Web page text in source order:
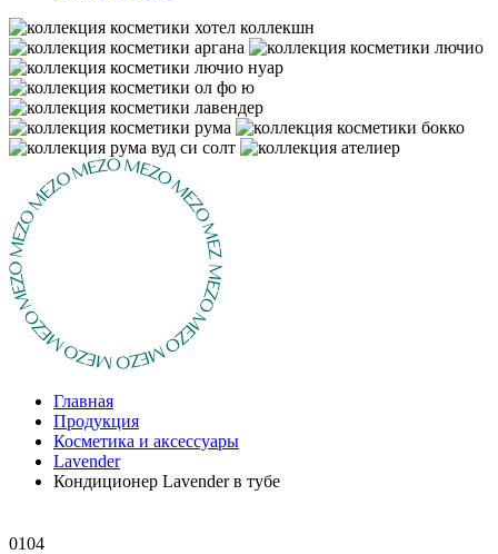
Главная
Продукция
Косметика и аксессуары
Lavender
Кондиционер Lavender в тубе
0104